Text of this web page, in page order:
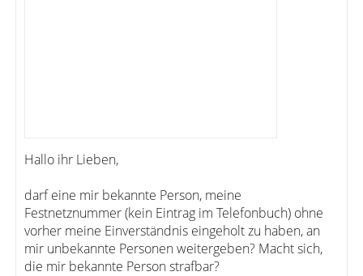
Hallo ihr Lieben,
darf eine mir bekannte Person, meine
Festnetznummer (kein Eintrag im Telefonbuch) ohne
vorher meine Einverständnis eingeholt zu haben, an
mir unbekannte Personen weitergeben? Macht sich,
die mir bekannte Person strafbar?